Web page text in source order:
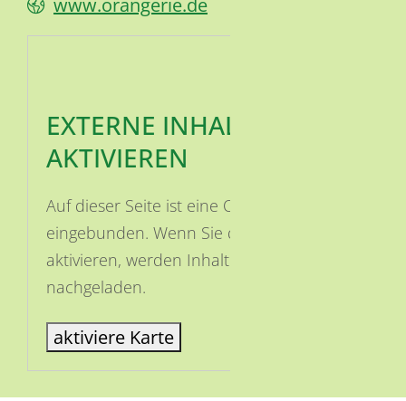
www.orangerie.de
EXTERNE INHALTE
AKTIVIEREN
Auf dieser Seite ist eine OSM Karte
eingebunden. Wenn Sie die Karte
aktivieren, werden Inhalte von OSM
nachgeladen.
aktiviere Karte